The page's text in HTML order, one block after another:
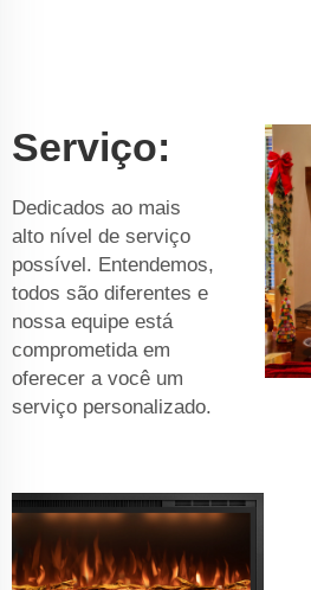
Serviço:
Dedicados ao mais
alto nível de serviço
possível. Entendemos,
todos são diferentes e
nossa equipe está
comprometida em
oferecer a você um
serviço personalizado.